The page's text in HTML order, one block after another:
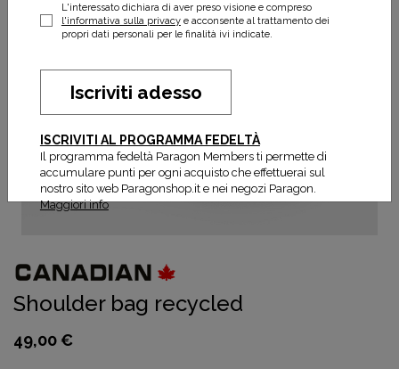
Shoulder bag recycled
49,00 €
L'interessato dichiara di aver preso visione e compreso
l'informativa sulla privacye acconsente al trattamento dei
propri dati personali per le finalità ivi indicate.
Iscriviti adesso
ISCRIVITI AL PROGRAMMA FEDELTÀ
Il programma fedeltà Paragon Members ti permette di
accumulare punti per ogni acquisto che effettuerai sul
nostro sito web Paragonshop.it e nei negozi Paragon.
Maggiori info